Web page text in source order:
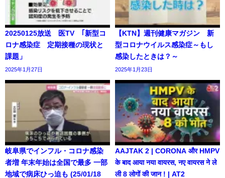
20250125放送 医TV ｢新型コ
ロナ感染症 定期接種の現状と
課題」
2025年1月27日
【KTN】週刊健康マガジン 新
型コロナウイルス感染症～もし
感染したときは？～
2025年1月23日
岐阜県でインフル・コロナ感染
者増 年末年始は全国で最多 一部
地域で病床ひっ迫も (25/01/18
AAJTAK 2 | CORONA और HMPV
के बाद आया नया वायरस, नए वायरस ने ले
ली 8 लोगों की जान ! | AT2